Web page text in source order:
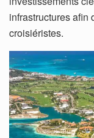
infrastructures afin
croisiéristes.